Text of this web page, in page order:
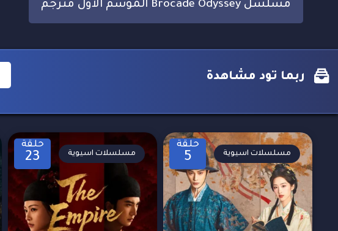
مسلسل Brocade Odyssey الموسم الاول مترجم
ربما تود مشاهدة
حلقة
5 مسلسلات اسيوية
حلقة
23 مسلسلات اسيوية